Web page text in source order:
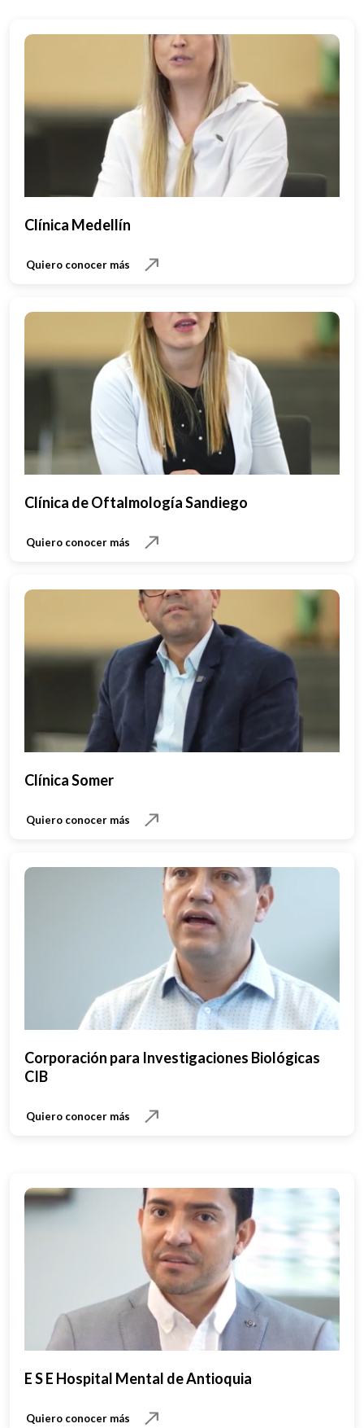
Clínica Medellín
Quiero conocer más
Clínica de Oftalmología Sandiego
Quiero conocer más
Clínica Somer
Quiero conocer más
Corporación para Investigaciones Biológicas
CIB
Quiero conocer más
E S E Hospital Mental de Antioquia
Quiero conocer más